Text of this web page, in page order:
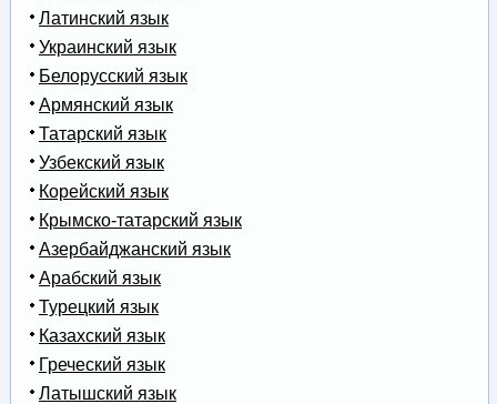
Латинский язык
Украинский язык
Белорусский язык
Армянский язык
Татарский язык
Узбекский язык
Корейский язык
Крымско-татарский язык
Азербайджанский язык
Арабский язык
Турецкий язык
Казахский язык
Греческий язык
Латышский язык